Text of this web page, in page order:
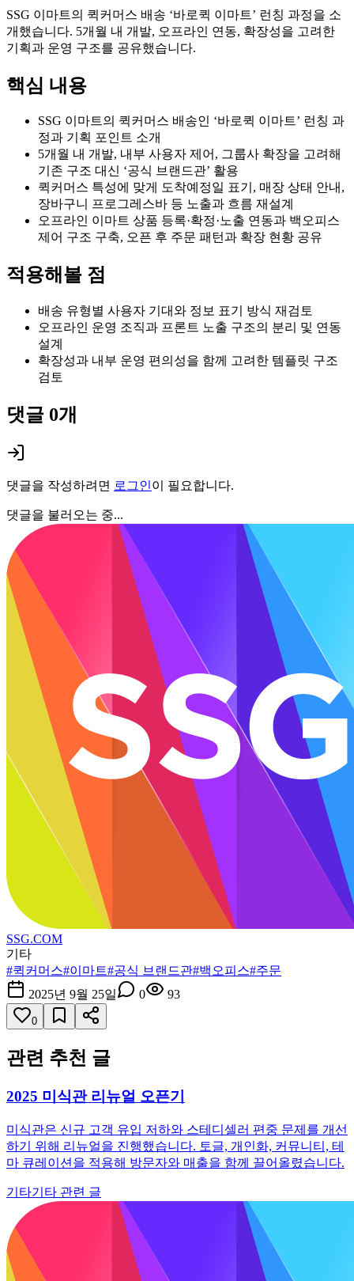
SSG 이마트의 퀵커머스 배송 ‘바로퀵 이마트’ 런칭 과정을 소
개했습니다. 5개월 내 개발, 오프라인 연동, 확장성을 고려한
기획과 운영 구조를 공유했습니다.
핵심 내용
SSG 이마트의 퀵커머스 배송인 ‘바로퀵 이마트’ 런칭 과
정과 기획 포인트 소개
5개월 내 개발, 내부 사용자 제어, 그룹사 확장을 고려해
기존 구조 대신 ‘공식 브랜드관’ 활용
퀵커머스 특성에 맞게 도착예정일 표기, 매장 상태 안내,
장바구니 프로그레스바 등 노출과 흐름 재설계
오프라인 이마트 상품 등록·확정·노출 연동과 백오피스
제어 구조 구축, 오픈 후 주문 패턴과 확장 현황 공유
적용해볼 점
배송 유형별 사용자 기대와 정보 표기 방식 재검토
오프라인 운영 조직과 프론트 노출 구조의 분리 및 연동
설계
확장성과 내부 운영 편의성을 함께 고려한 템플릿 구조
검토
댓글 0개
댓글을 작성하려면 로그인이 필요합니다.
댓글을 불러오는 중...
SSG.COM
기타
#퀵커머스#이마트#공식 브랜드관#백오피스#주문
2025년 9월 25일
0 93
0
관련 추천 글
2025 미식관 리뉴얼 오픈기
미식관은 신규 고객 유입 저하와 스테디셀러 편중 문제를 개선
하기 위해 리뉴얼을 진행했습니다. 토글, 개인화, 커뮤니티, 테
마 큐레이션을 적용해 방문자와 매출을 함께 끌어올렸습니다.
기타기타 관련 글